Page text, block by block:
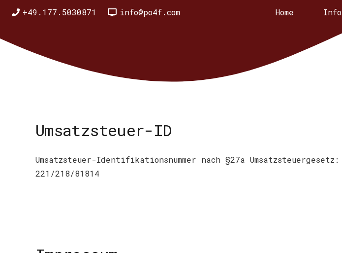
+49.177.5030871 info@po4f.com Home Info
Umsatzsteuer-ID
Umsatzsteuer-Identifikationsnummer nach §27a Umsatzsteuergesetz:
221/218/81814